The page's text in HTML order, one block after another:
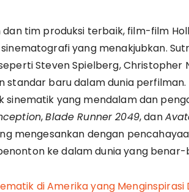
tim produksi terbaik, film-film
yang menakjubkan.
Steven Spielberg, Christopher
standar baru dalam dunia
sinematik yang mendalam dan
,Blade Runner 2049, dan
mengesankan dengan
ke dalam dunia yang